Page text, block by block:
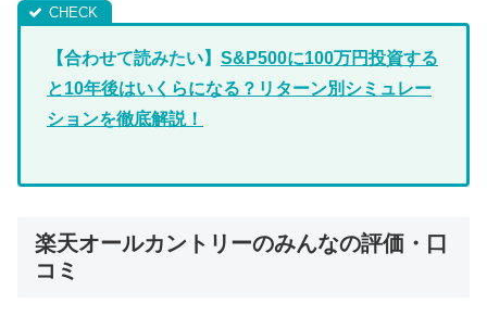
【合わせて読みたい】 S&P500に100万円投資する
と10年後はいくらになる？リターン別シミュレー
ションを徹底解説！
楽天オールカントリーのみんなの評価・口
コミ